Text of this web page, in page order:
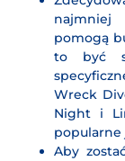
pomogą
to być
Wreck
Night i
Aby